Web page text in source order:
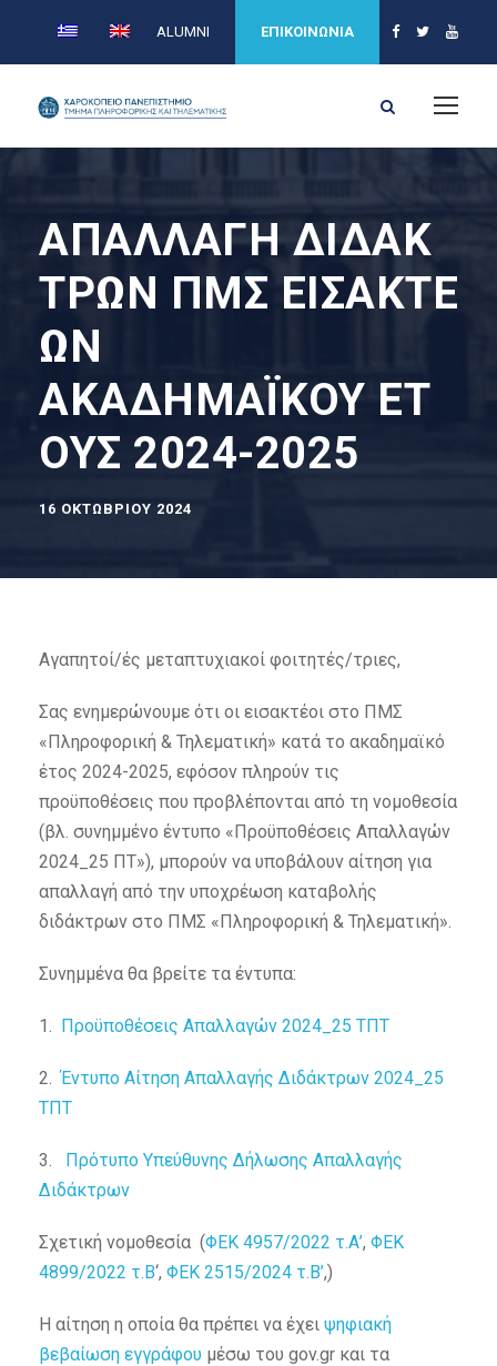
ALUMNI ΕΠΙΚΟΙΝΩΝΙΑ
ΑΠΑΛΛΑΓΗ ΔΙΔΑΚ
ΤΡΩΝ ΠΜΣ ΕΙΣΑΚΤΕ
ΩΝ
ΑΚΑΔΗΜΑΪΚΟΥ ΕΤ
ΟΥΣ 2024-2025
16 ΟΚΤΩΒΡΊΟΥ 2024
Αγαπητοί/ές μεταπτυχιακοί φοιτητές/τριες,
Σας ενημερώνουμε ότι οι εισακτέοι στο ΠΜΣ
«Πληροφορική & Τηλεματική» κατά το ακαδημαϊκό
έτος 2024-2025, εφόσον πληρούν τις
προϋποθέσεις που προβλέπονται από τη νομοθεσία
(βλ. συνημμένο έντυπο «Προϋποθέσεις Απαλλαγών
2024_25 ΠΤ»), μπορούν να υποβάλουν αίτηση για
απαλλαγή από την υποχρέωση καταβολής
διδάκτρων στο ΠΜΣ «Πληροφορική & Τηλεματική».
Συνημμένα θα βρείτε τα έντυπα:
1. Προϋποθέσεις Απαλλαγών 2024_25 ΤΠΤ
2.Έντυπο Αίτηση Απαλλαγής Διδάκτρων 2024_25
ΤΠΤ
3. Πρότυπο Υπεύθυνης Δήλωσης Απαλλαγής
Διδάκτρων
Σχετική νομοθεσία (ΦΕΚ 4957/2022 τ.Α’, ΦΕΚ
4899/2022 τ.Β‘, ΦΕΚ 2515/2024 τ.Β’,)
Η αίτηση η οποία θα πρέπει να έχει ψηφιακή
βεβαίωση εγγράφου μέσω του gov.gr και τα